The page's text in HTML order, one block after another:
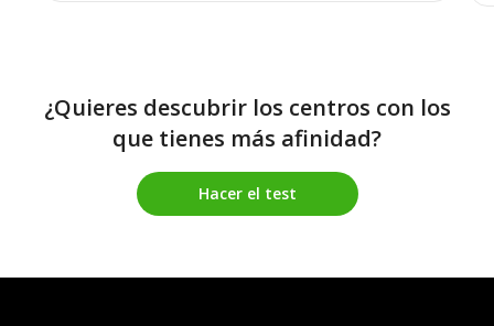
¿Quieres descubrir los centros con los
que tienes más afinidad?
Hacer el test